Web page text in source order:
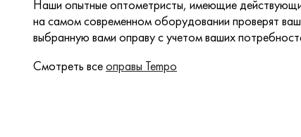
Наши опытные оптометристы, имеющие
на самом современном оборудовании проверят
выбранную вами оправу с учетом ваших
Смотреть всеоправы Tempo